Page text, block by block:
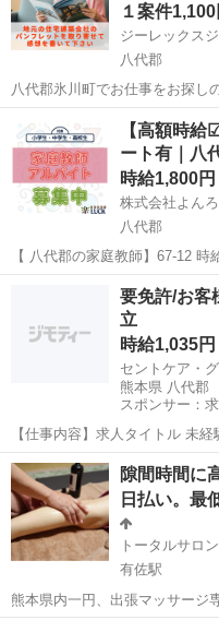
１案件1,100
ジーレックス
八代郡
八代郡氷川町でお仕事をお探しの方 「そろそろマイホームを考
けど、何から始めたらいいか
り！自宅で「家づくり」の勉
始めませんか？ ...
その他
【高額時
ート有｜八
時給1,800円
株式会社よんろ
八代郡
【 八代郡の家庭教師】67-12 時給1800円～、高時給ならやっぱり家庭
教師📕 短期、週1×1h～OK!未
リ!まずはご登録を🔎 今、人気上昇中の家庭教師グループです 一緒
八代郡 家庭教師
要免許/お客
立
時給1,035円
セントケア・
熊本県 八代郡
スポンサー：
【仕事内容】求人タイトル 未
事を両立させながら働くスタッ
けるホームヘルパー業務> お客
援助を提供します。 週1回程度
アルバイト・パート
隙間時間に
日払い。最
トータルサロ
有佐駅
熊本県内一円、出張マッサージ